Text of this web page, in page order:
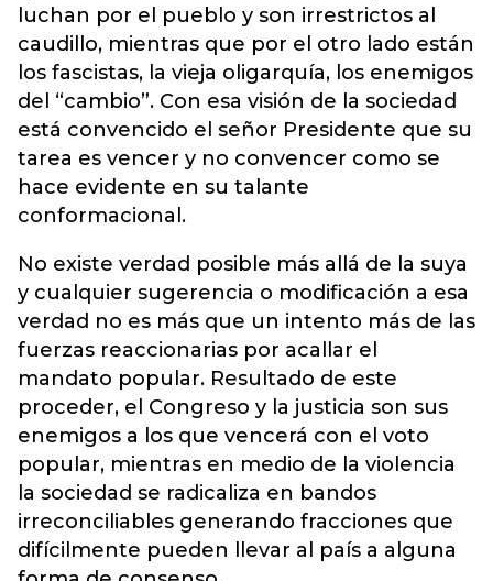
luchan por el pueblo y son irrestrictos al
caudillo, mientras que por el otro lado están
los fascistas, la vieja oligarquía, los enemigos
del “cambio”. Con esa visión de la sociedad
está convencido el señor Presidente que su
tarea es vencer y no convencer como se
hace evidente en su talante
conformacional.
No existe verdad posible más allá de la suya
y cualquier sugerencia o modificación a esa
verdad no es más que un intento más de las
fuerzas reaccionarias por acallar el
mandato popular. Resultado de este
proceder, el Congreso y la justicia son sus
enemigos a los que vencerá con el voto
popular, mientras en medio de la violencia
la sociedad se radicaliza en bandos
irreconciliables generando fracciones que
difícilmente pueden llevar al país a alguna